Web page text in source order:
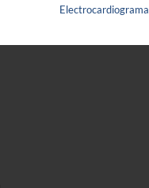
Electrocardiograma